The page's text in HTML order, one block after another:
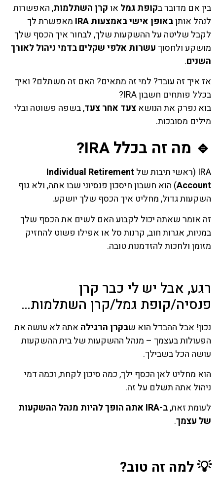
בין אם מדובר בקופת גמל אוקרן השתלמות, האפשרות
לנהל אותןבאופן אישי באמצעות IRA
מאפשרת לך
לקבל שליטה על ההשקעות שלך, לבחור איך הכסף שלך
מושקע ולחסוךעשרות אלפי שקלים בדמי ניהול לאורך
השנים.
אז איך זה עובד? למי זה מתאים? האם זה משתלם? ואיך
בכלל פותחים חשבון IRA?
בוא נפרק את הנושא צעד אחר צעד, בשפה פשוטה ובלי
מילים מסובכות.
🔹 מה זה בכלל IRA?
IRA (ראשי תיבות של
Individual Retirement
Account) הוא חשבון חיסכון פנסיוני שבו אתה, ולא גוף
השקעות גדול, מחליט איך הכסף שלך יושקע.
זה אומר שאתה יכול לקבוע האם לשים את הכסף שלך
במניות, אגרות חוב, קרנות סל או אפילו פשוט להחזיק
מזומן ולחכות להזדמנות טובה.
רגע, אבל יש לי כבר קרן
פנסיה/קופת גמל/קרן השתלמות…
נכון! אבל ההבדל הוא שבקרן הרגילה אתה לא עושה את
הפעולות בעצמך – מנהל ההשקעות של בית ההשקעות
עושה הכל בשבילך.
הוא מחליט לאן הכסף ילך, כמה סיכון לקחת, וכמה דמי
ניהול אתה תשלם על זה.
לעומת זאת,
ב-IRA אתה הופך להיות מנהל ההשקעות
של עצמך.
💡 למה זה טוב?